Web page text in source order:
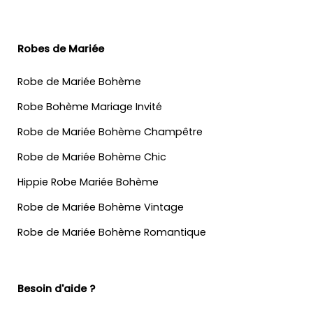
Robes de Mariée
Robe de Mariée Bohème
Robe Bohème Mariage Invité
Robe de Mariée Bohème Champêtre
Robe de Mariée Bohème Chic
Hippie Robe Mariée Bohème
Robe de Mariée Bohème Vintage
Robe de Mariée Bohème Romantique
Besoin d'aide ?